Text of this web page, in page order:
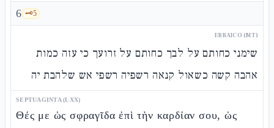
6 🗝️5
EBRAICO (MT)
שימני כחותם על לבך כחותם על זרועך כי עזה כמות
אהבה קשה כשאול קנאה רשפיה רשפי אש שלהבת יה
SEPTUAGINTA (LXX)
Θές με ὡς σφραγῖδα ἐπὶ τὴν καρδίαν σου, ὡς